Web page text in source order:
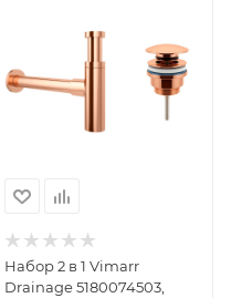
Набор 2 в 1 Vimarr
Drainage 5180074503,